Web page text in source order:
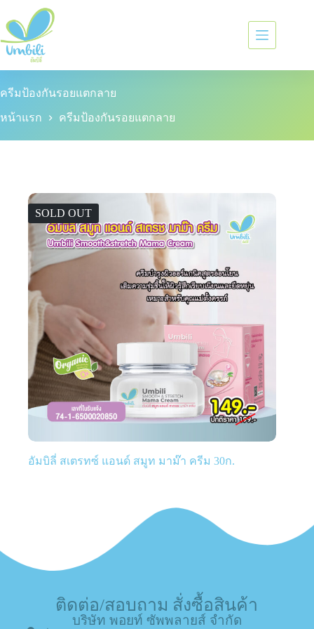
ครีมป้องกันรอยแตกลาย
หน้าแรก ครีมป้องกันรอยแตกลาย
SOLD OUT
อัมบิลี่ สเตรทซ์ แอนด์ สมูท มาม๊า ครีม 30ก.
ติดต่อ/สอบถาม สั่งซื้อสินค้า
บริษัท พอยท์ ซัพพลายส์ จำกัด